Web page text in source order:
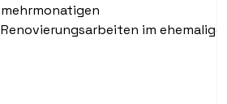
mehrmonatigen
Renovierungsarbeiten im ehemaligen